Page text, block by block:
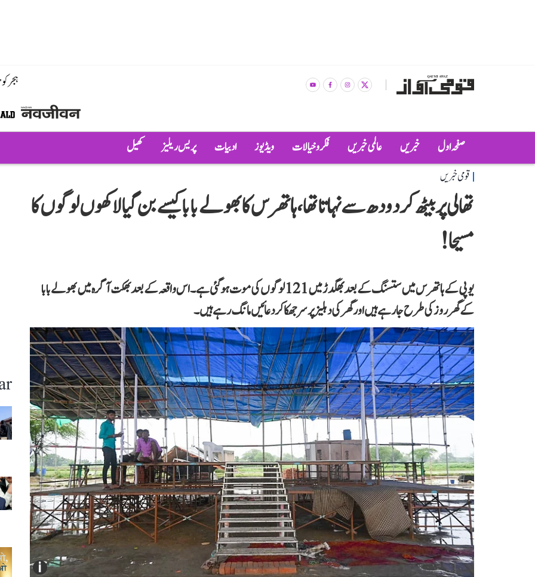
ہجر
صفحہ اول خبریں عالمی خبریں فکر و خیالات ویڈیوز ادبیات پریس ریلیز کھیل
قومی خبریں
تھالی پر بیٹھ کر دودھ سے نہاتا تھا، ہاتھرس کا بھولے بابا کیسے بن گیا لاکھوں لوگوں کا
مسیحا!
یوپی کے ہاتھرس میں ستسنگ کے بعد بھگدڑ میں 121 لوگوں کی موت ہو گئی ہے۔ اس واقعہ کے بعد بھکت آگرہ میں بھولے بابا
کے گھر روز کی طرح جا رہے ہیں اور گھر کی دہلیز پر سر جھکا کر دعائیں مانگ رہے ہیں۔
i